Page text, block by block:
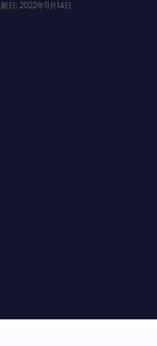
日: 2022年11月14日